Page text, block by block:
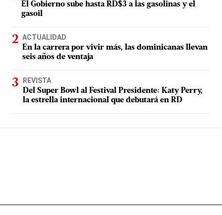
El Gobierno sube hasta RD$3 a las gasolinas y el
gasoil
ACTUALIDAD
En la carrera por vivir más, las dominicanas llevan
seis años de ventaja
REVISTA
Del Super Bowl al Festival Presidente: Katy Perry,
la estrella internacional que debutará en RD